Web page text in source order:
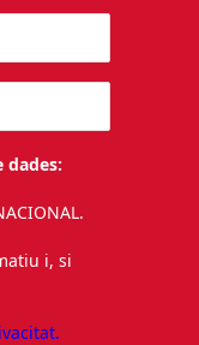
dades:
i, si